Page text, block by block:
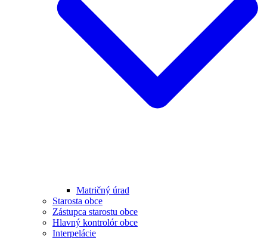
Matričný úrad
Starosta obce
Zástupca starostu obce
Hlavný kontrolór obce
Interpelácie